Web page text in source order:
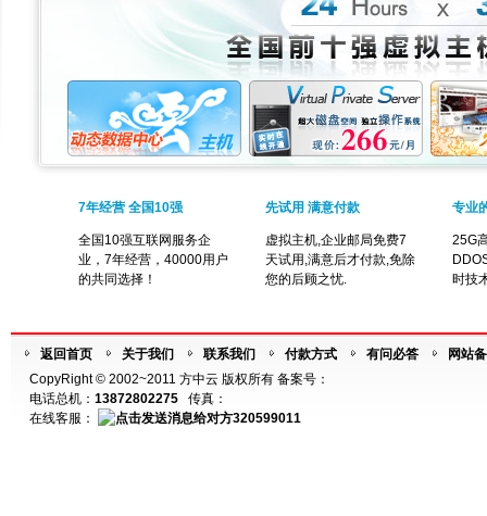
专业
25G
时技
先试用 满意付款
虚拟主机,企业邮局免费7
天试用,满意后才付款,免除
您的后顾之忧.
7年经营 全国10强
全国10强互联网服务企
业，7年经营，40000用户
的共同选择！
返回首页 关于我们 联系我们 付款方式 有问必答
网站
CopyRight © 2002~2011 方中云 版权所有 备案号：
电话总机： 13872802275 传真：
在线客服：
320599011